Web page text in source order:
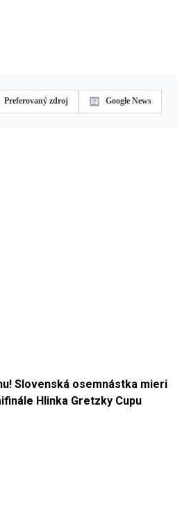
Preferovaný zdroj Google News
Slovenská osemnástka mieri
Hlinka Gretzky Cupu